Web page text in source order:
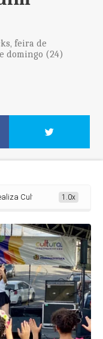
feira de
domingo (24)
Cultura Itinerante no
1.0x